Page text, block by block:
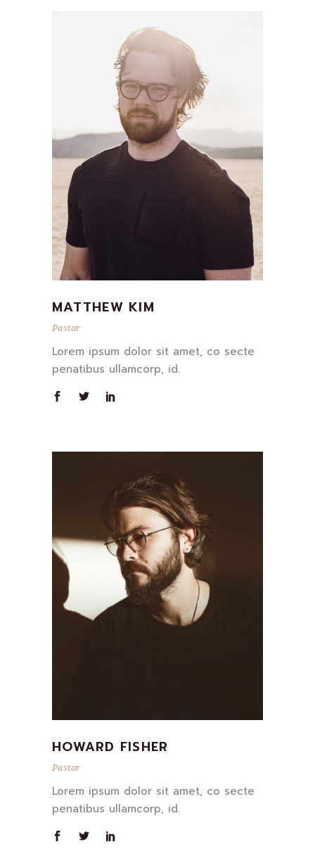
MATTHEW KIM
Pastor
Lorem ipsum dolor sit amet, co secte
penatibus ullamcorp, id.
HOWARD FISHER
Pastor
Lorem ipsum dolor sit amet, co secte
penatibus ullamcorp, id.